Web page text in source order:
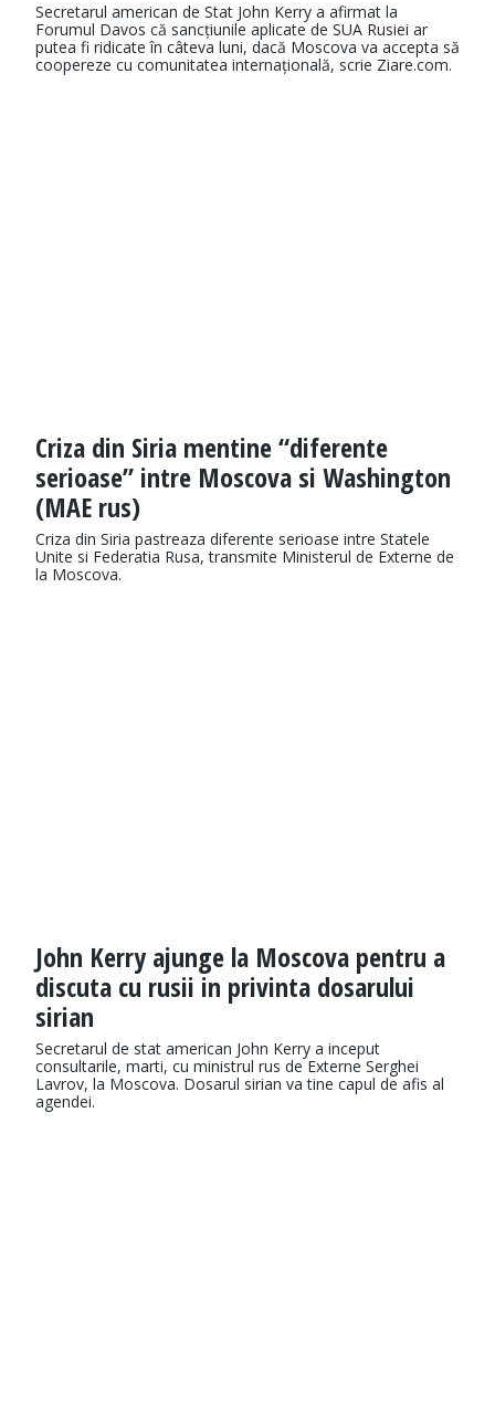
Secretarul american de Stat John Kerry a afirmat la
Forumul Davos că sancțiunile aplicate de SUA Rusiei ar
putea fi ridicate în câteva luni, dacă Moscova va accepta să
coopereze cu comunitatea internațională, scrie Ziare.com.
Criza din Siria mentine “diferente
serioase” intre Moscova si Washington
(MAE rus)
Criza din Siria pastreaza diferente serioase intre Statele
Unite si Federatia Rusa, transmite Ministerul de Externe de
la Moscova.
John Kerry ajunge la Moscova pentru a
discuta cu rusii in privinta dosarului
sirian
Secretarul de stat american John Kerry a inceput
consultarile, marti, cu ministrul rus de Externe Serghei
Lavrov, la Moscova. Dosarul sirian va tine capul de afis al
agendei.